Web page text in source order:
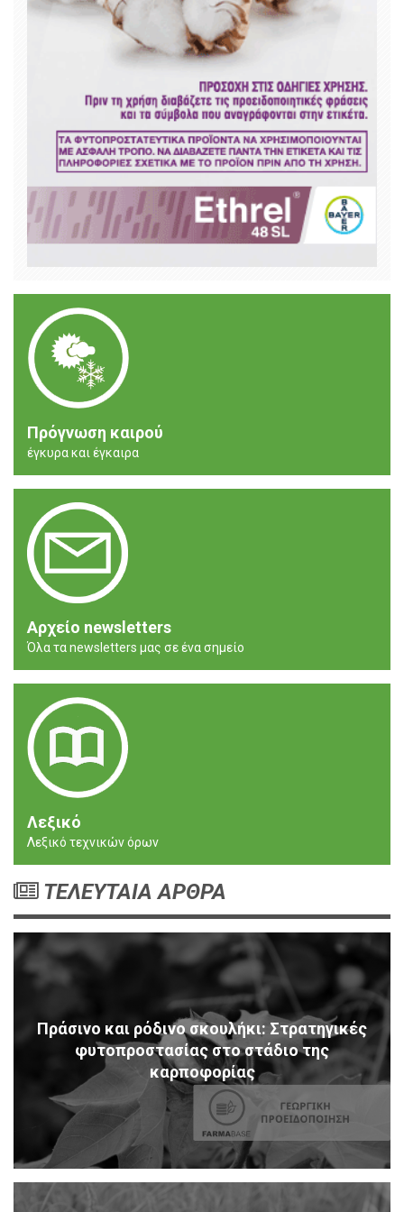
Πρόγνωση καιρού
έγκυρα και έγκαιρα
Αρχείο newsletters
Όλα τα newsletters μας σε ένα σημείο
Λεξικό
Λεξικό τεχνικών όρων
ΤΕΛΕΥΤΑΙΑ ΑΡΘΡΑ
Πράσινο και ρόδινο σκουλήκι: Στρατηγικές
φυτοπροστασίας στο στάδιο της
καρποφορίας